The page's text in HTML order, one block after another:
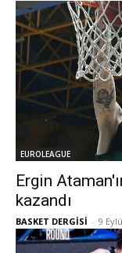
EUROLEAGUE
Ergin
kazandı
BASKET DERGİSİ - 9